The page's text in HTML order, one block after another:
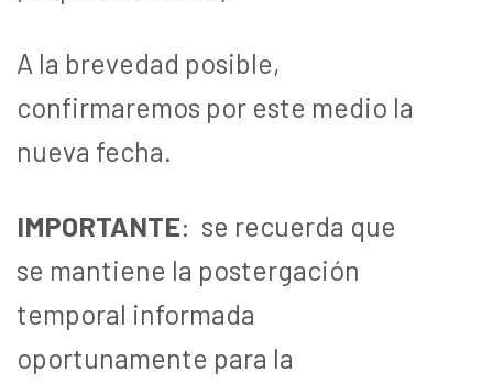
A la brevedad posible,
confirmaremos por este medio la
nueva fecha.
IMPORTANTE: se recuerda que
se mantiene la postergación
temporal informada
oportunamente para la